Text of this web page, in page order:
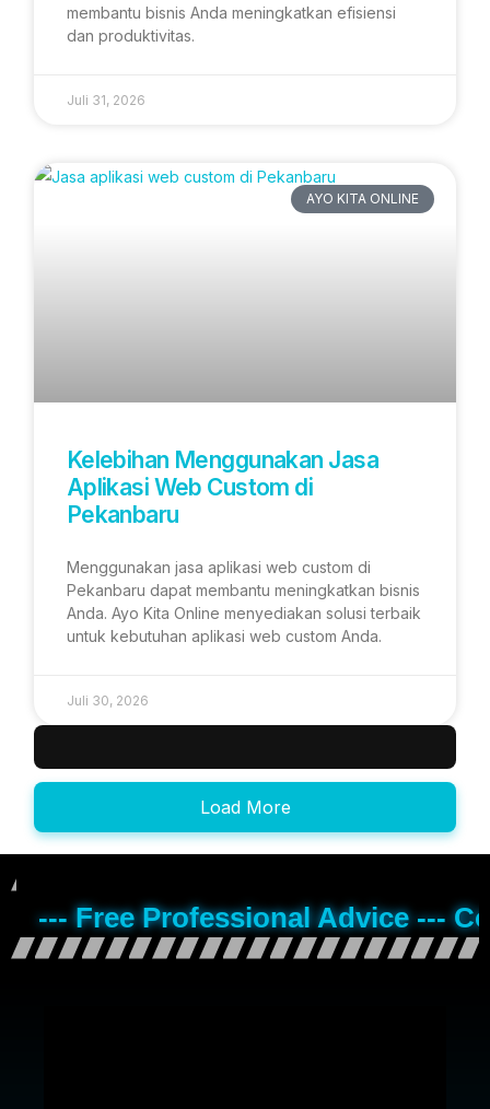
membantu bisnis Anda meningkatkan efisiensi
dan produktivitas.
Juli 31, 2026
AYO KITA ONLINE
Kelebihan Menggunakan Jasa
Aplikasi Web Custom di
Pekanbaru
Menggunakan jasa aplikasi web custom di
Pekanbaru dapat membantu meningkatkan bisnis
Anda. Ayo Kita Online menyediakan solusi terbaik
untuk kebutuhan aplikasi web custom Anda.
Juli 30, 2026
Load More
--- Free Professional Advice ---